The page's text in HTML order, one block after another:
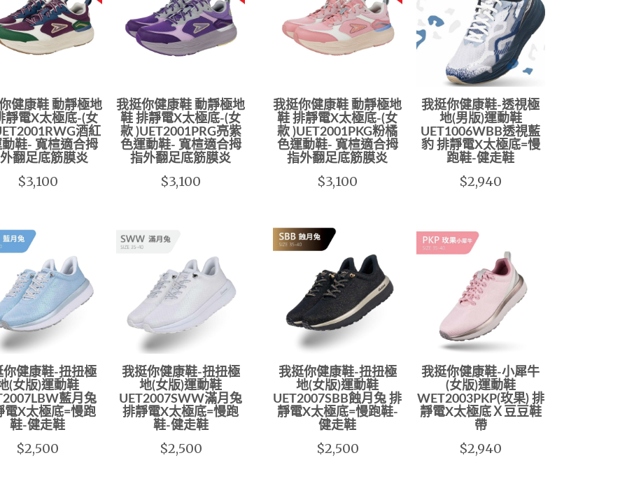
健康鞋 動靜極地
靜電X太極底-(女
酒紅
鞋- 寬楦適合拇
翻足底筋膜炎
$3,100
我挺你健康鞋 動靜極地
鞋 排靜電X太極底-(女
款 )UET2001PRG亮紫
色運動鞋- 寬楦適合拇
指外翻足底筋膜炎
$3,100
我挺你健康鞋 動靜極地
鞋 排靜電X太極底-(女
款 )UET2001PKG粉橘
色運動鞋- 寬楦適合拇
指外翻足底筋膜炎
$3,100
我挺你健康鞋-透視極
地(男版)運動鞋
UET1006WBB透視藍
豹 排靜電X太極底=慢
跑鞋-健走鞋
$2,940
你健康鞋-扭扭極
(女版)運動鞋
藍月兔
電X太極底=慢跑
鞋-健走鞋
$2,500
我挺你健康鞋-扭扭極
地(女版)運動鞋
UET2007SWW滿月兔
排靜電X太極底=慢跑
鞋-健走鞋
$2,500
我挺你健康鞋-扭扭極
地(女版)運動鞋
UET2007SBB蝕月兔 排
靜電X太極底=慢跑鞋-
健走鞋
$2,500
我挺你健康鞋-小犀牛
(女版)運動鞋
WET2003PKP(玫果) 排
靜電X太極底Ｘ豆豆鞋
帶
$2,940